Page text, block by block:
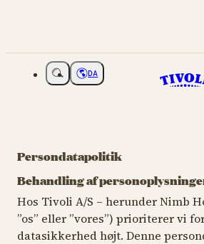
Vælg sprog
DA
Persondatapolitik
Behandling af
Hos Tivoli A/S – herunder Nimb
”os” eller ”vores”) prioriterer vi
datasikkerhed højt. Denne